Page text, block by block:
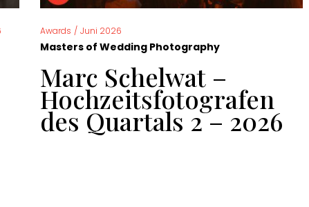
Awards / Juni 2026
Masters of Wedding Photography
Marc Schelwat –
Hochzeitsfotografen
des Quartals 2 – 2026